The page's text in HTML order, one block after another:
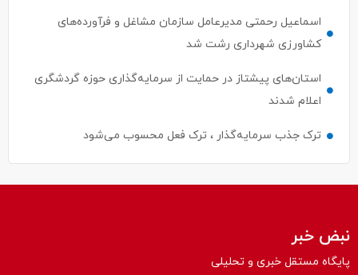
اسماعیل رحمتی مدیرعامل سازمان مشاغل و فرآورده‌های
کشاورزی شهرداری رشت شد
استان‌های پیشتاز در حمایت از سرمایه‌گذاری حوزه گردشگری
اعلام شدند
ترک جذب سرمایه‌گذار ، ترک فعل محسوب می‌شود
نبض خبر
پایگاه مستقل خبری و تحلیلی